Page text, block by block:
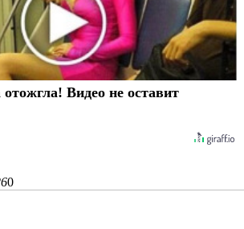
Видео не оставит
0